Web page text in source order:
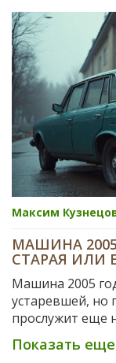
Максим
МАШИНА
СТАРАЯ ИЛИ
Машина 2005
устаревшей, но
прослужит еще
сталкиваются с
кузова, но есть
Показать еще